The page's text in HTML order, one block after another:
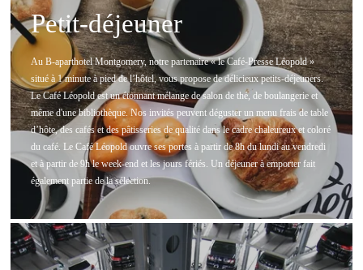
Petit-déjeuner
Au B-aparthotel Montgomery, notre partenaire « le Café-Presse Léopold »
situé à 1 minute à pied de l’hôtel, vous propose de délicieux petits-déjeuners.
Le Café Léopold est un étonnant mélange de salon de thé, de boulangerie et
même d'une bibliothèque. Nos invités peuvent déguster un menu frais de table
d’hôte, des cafés et des pâtisseries de qualité dans le cadre chaleureux et coloré
du café. Le Café Léopold ouvre ses portes à partir de 8h du lundi au vendredi
et à partir de 9h le week-end et les jours fériés. Un déjeuner à emporter fait
également partie de la sélection.